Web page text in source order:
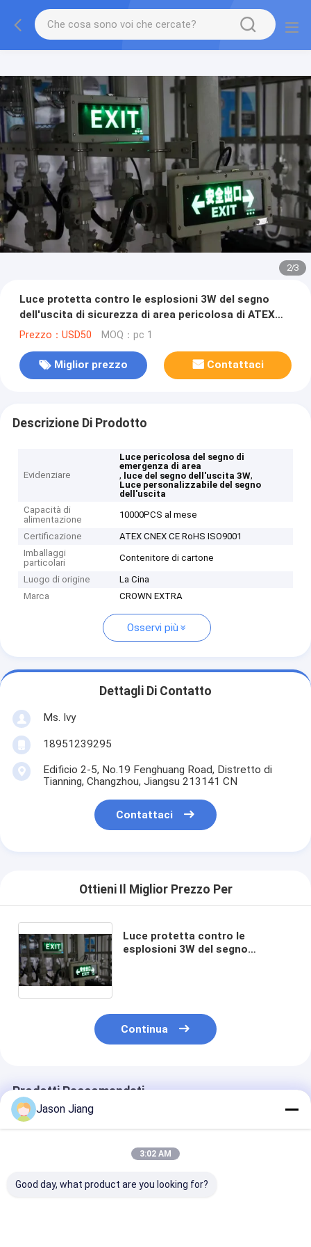
2/3
Luce protetta contro le esplosioni 3W del segno
dell'uscita di sicurezza di area pericolosa di ATEX
personalizzabile per la zona 2 di zona 1
Prezzo：USD50 MOQ：pc 1
Miglior prezzo Contattaci
Descrizione Di Prodotto
Evidenziare
Luce pericolosa del segno di
emergenza di area
, luce del segno dell'uscita 3W,
Luce personalizzabile del segno
dell'uscita
Capacità di
alimentazione
10000PCS al mese
Certificazione
ATEX CNEX CE RoHS ISO9001
Imballaggi
particolari
Contenitore di cartone
Luogo di origine
La Cina
Marca
CROWN EXTRA
Osservi più
Dettagli Di Contatto
Ms. Ivy
18951239295
Edificio 2-5, No.19 Fenghuang Road, Distretto di
Tianning, Changzhou, Jiangsu 213141 CN
Contattaci
Ottieni Il Miglior Prezzo Per
Luce protetta contro le
esplosioni 3W del segno
Continua
Prodotti Raccomandati
Jason Jiang
3:02 AM
Good day, what product are you looking for?